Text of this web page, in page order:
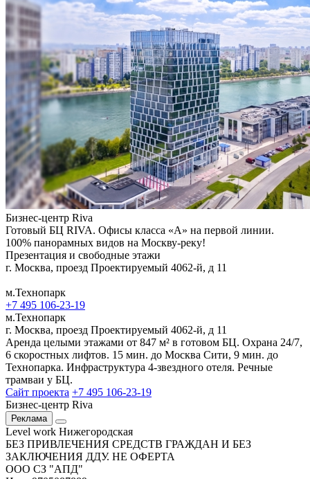
Бизнес-центр Riva
Готовый БЦ RIVA. Офисы класса «А» на первой линии.
100% панорамных видов на Москву-реку!
Презентация и свободные этажи
г. Москва, проезд Проектируемый 4062-й, д 11
м.Технопарк
+7 495 106-23-19
м.Технопарк
г. Москва, проезд Проектируемый 4062-й, д 11
Аренда целыми этажами от 847 м² в готовом БЦ. Охрана 24/7,
6 скоростных лифтов. 15 мин. до Москва Сити, 9 мин. до
Технопарка. Инфраструктура 4-звездного отеля. Речные
трамваи у БЦ.
Сайт проекта +7 495 106-23-19
Бизнес-центр Riva
Реклама
Level work Нижегородская
БЕЗ ПРИВЛЕЧЕНИЯ СРЕДСТВ ГРАЖДАН И БЕЗ
ЗАКЛЮЧЕНИЯ ДДУ. НЕ ОФЕРТА
ООО СЗ "АПД"